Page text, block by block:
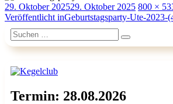
Veröffentlicht
am
29. Oktober 202529. Oktober 2025 800 ×
Beitragsnavigation
Veröffentlicht inGeburtstagsparty-Ute-2023-
Suchen
nach:
Suchen
Termin: 28.08.2026